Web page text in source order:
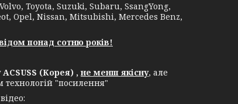
Toyota, Suzuki, Subaru, SsangYong,
Opel, Nissan, Mitsubishi, Mercedes Benz,
понад сотню років!
(Корея) ,не менш якісну, але
технологій "посилення"